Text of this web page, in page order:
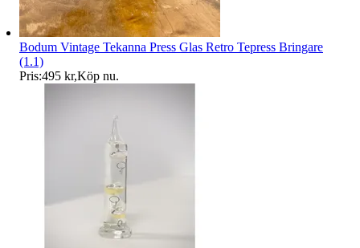
Bodum Vintage Tekanna Press Glas Retro Tepress Bringare
(1.1)
Pris:495 kr,Köp nu.